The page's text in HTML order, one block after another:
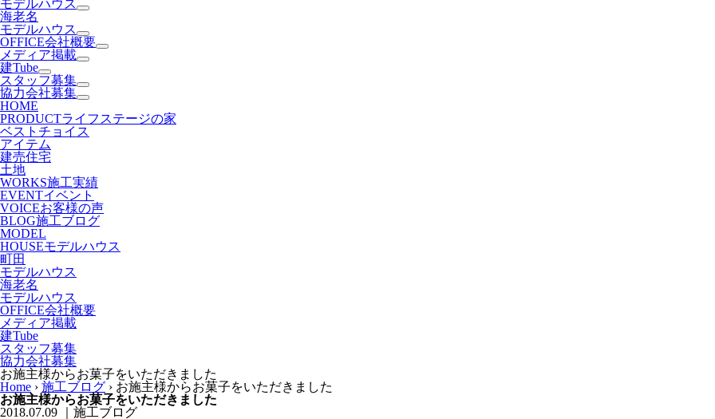
モデルハウス
海老名
モデルハウス
OFFICE会社概要
メディア掲載
建Tube
スタッフ募集
協力会社募集
HOME
PRODUCTライフステージの家
ベストチョイス
アイテム
建売住宅
土地
WORKS施工実績
EVENTイベント
VOICEお客様の声
BLOG施工ブログ
MODEL
HOUSEモデルハウス
町田
モデルハウス
海老名
モデルハウス
OFFICE会社概要
メディア掲載
建Tube
スタッフ募集
協力会社募集
お施主様からお菓子をいただきました
Home › 施工ブログ › お施主様からお菓子をいただきました
お施主様からお菓子をいただきました
2018.07.09
｜施工ブログ